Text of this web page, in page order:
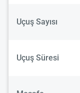
Uçuş Sayısı
Uçuş Süresi